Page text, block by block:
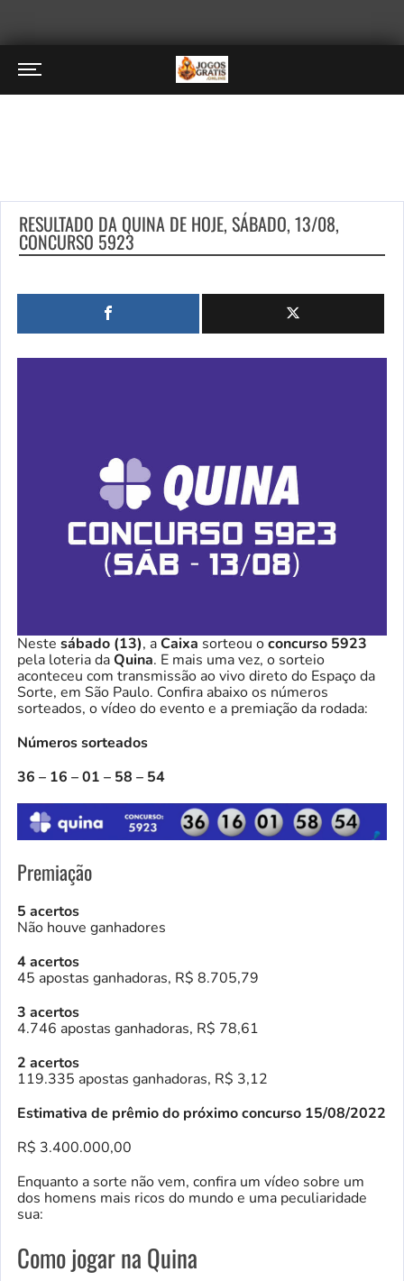
RESULTADO DA QUINA DE HOJE, SÁBADO, 13/08,
CONCURSO 5923
Neste sábado (13), aCaixa sorteou oconcurso 5923
pela loteria daQuina. E mais uma vez, o sorteio
aconteceu com transmissão ao vivo direto do Espaço da
Sorte, em São Paulo. Confira abaixo os números
sorteados, o vídeo do evento e a premiação da rodada:
Números sorteados
36 – 16 – 01 – 58 – 54
Premiação
5 acertos
Não houve ganhadores
4 acertos
45 apostas ganhadoras, R$ 8.705,79
3 acertos
4.746 apostas ganhadoras, R$ 78,61
2 acertos
119.335 apostas ganhadoras, R$ 3,12
Estimativa de prêmio do próximo concurso 15/08/2022
R$ 3.400.000,00
Enquanto a sorte não vem, confira um vídeo sobre um
dos homens mais ricos do mundo e uma peculiaridade
sua:
Como jogar na Quina